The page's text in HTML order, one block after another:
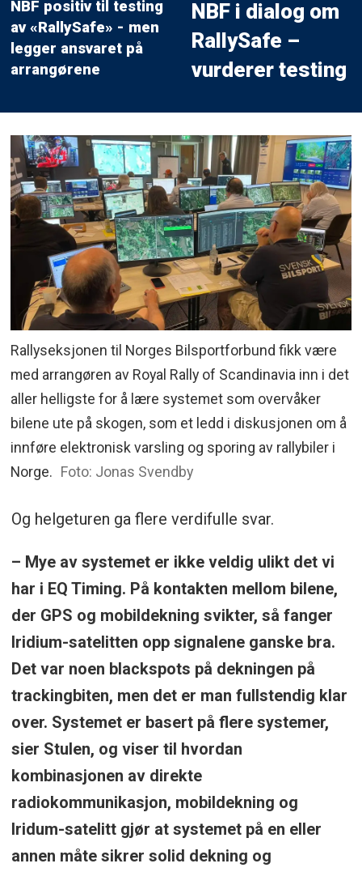
NBF positiv til testing
av «RallySafe» - men
legger ansvaret på
arrangørene
NBF i dialog om
RallySafe –
vurderer testing
Rallyseksjonen til Norges Bilsportforbund fikk være
med arrangøren av Royal Rally of Scandinavia inn i det
aller helligste for å lære systemet som overvåker
bilene ute på skogen, som et ledd i diskusjonen om å
innføre elektronisk varsling og sporing av rallybiler i
Norge. Foto: Jonas Svendby
Og helgeturen ga flere verdifulle svar.
– Mye av systemet er ikke veldig ulikt det vi
har i EQ Timing. På kontakten mellom bilene,
der GPS og mobildekning svikter, så fanger
Iridium-satelitten opp signalene ganske bra.
Det var noen blackspots på dekningen på
trackingbiten, men det er man fullstendig klar
over. Systemet er basert på flere systemer,
sier Stulen, og viser til hvordan
kombinasjonen av direkte
radiokommunikasjon, mobildekning og
Iridum-satelitt gjør at systemet på en eller
annen måte sikrer solid dekning og